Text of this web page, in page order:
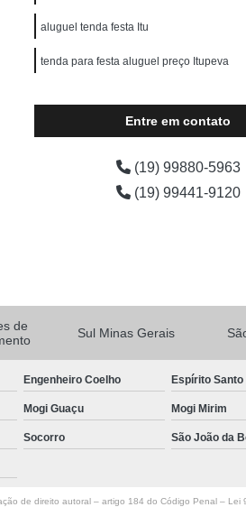
aluguel tenda festa Itu
tenda para festa aluguel preço Itupeva
Entre em contato
(19) 99880-5963
(19) 99441-9120
de
Sul Minas Gerais
Engenheiro Coelho Espírito Santo
Mogi Guaçu Mogi Mirim
Socorro São João da
de direito autoral – artigo 184 do Código Penal – Lei